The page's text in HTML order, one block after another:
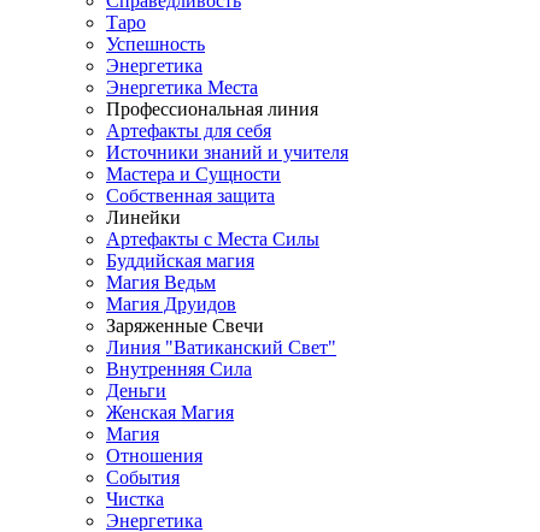
Таро
Успешность
Энергетика
Энергетика Места
Профессиональная линия
Артефакты для себя
Источники знаний и учителя
Мастера и Сущности
Собственная защита
Линейки
Артефакты с Места Силы
Буддийская магия
Магия Ведьм
Магия Друидов
Заряженные Свечи
Линия "Ватиканский Свет"
Внутренняя Сила
Деньги
Женская Магия
Магия
Отношения
События
Чистка
Энергетика